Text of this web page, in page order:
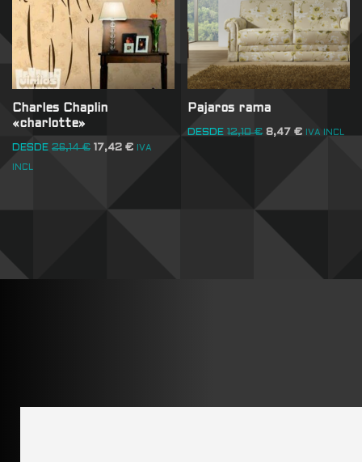
Charles Chaplin
«charlotte»
DESDE 26,14€ 17,42 € IVA
INCL
Pajaros rama
DESDE 12,10€ 8,47€ IVA INCL